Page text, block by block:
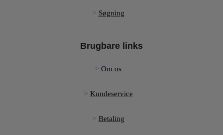
Søgning
Brugbare links
Om os
Kundeservice
Betaling